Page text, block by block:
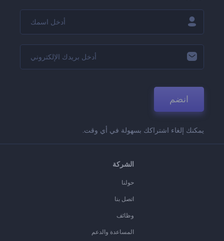
انضم
يمكنك إلغاء اشتراكك بسهولة في أي وقت.
الشركة
حولنا
اتصل بنا
وظائف
المساعدة والدعم